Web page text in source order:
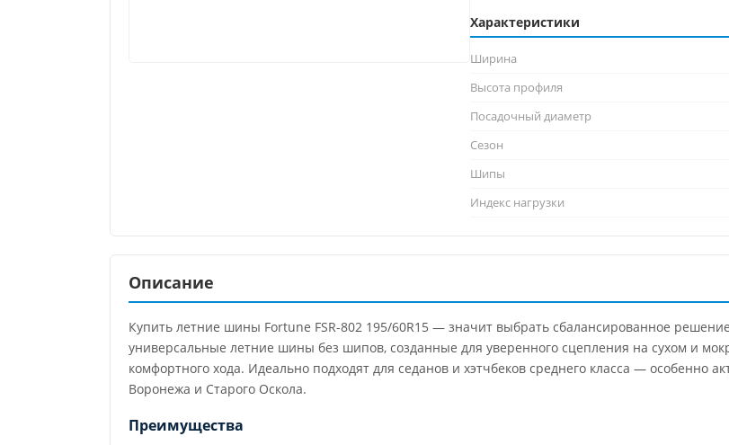
Характеристики
Ширина
Высота профиля
Посадочный диаметр
Сезон
Шипы
Индекс нагрузки
Описание
Купить летние шины Fortune FSR-802 195/60R15 — значит выбрать сбалансированное
универсальные летние шины без шипов, созданные для уверенного сцепления на сухом и
комфортного хода. Идеально подходят для седанов и хэтчбеков среднего класса — особенно
Воронежа и Старого Оскола.
Преимущества